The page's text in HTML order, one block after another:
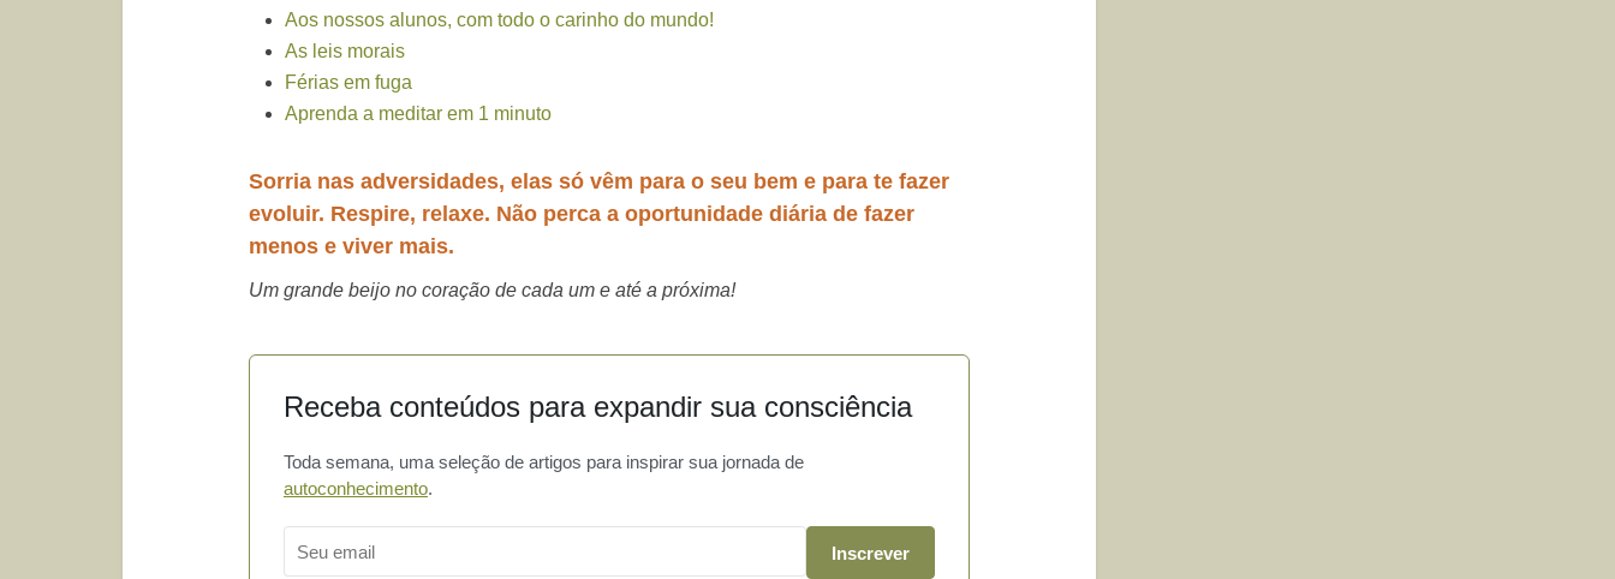
Aos nossos alunos, com todo o carinho do mundo!
As leis morais
Férias em fuga
Aprenda a meditar em 1 minuto
Sorria nas adversidades, elas só vêm para o seu bem e para te fazer
evoluir. Respire, relaxe. Não perca a oportunidade diária de fazer
menos e viver mais.
Um grande beijo no coração de cada um e até a próxima!
Receba conteúdos para expandir sua consciência
Toda semana, uma seleção de artigos para inspirar sua jornada de
autoconhecimento.
Inscrever